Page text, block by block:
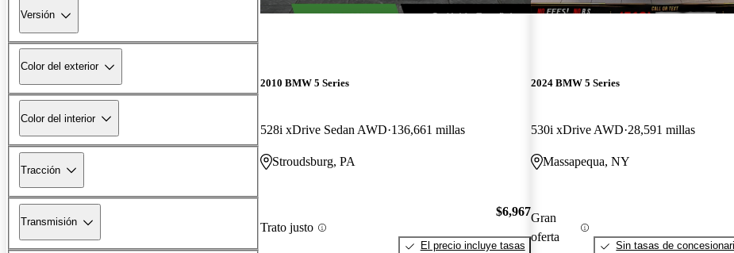
Versión
Color del exterior
Color del interior
Tracción
Transmisión
2010 BMW 5 Series
528i xDrive Sedan AWD 136,661 millas
Stroudsburg, PA
Trato justo
$6,967
El precio incluye tasas
2024 BMW 5 Series
530i xDrive AWD 28,591 millas
Massapequa, NY
Gran
oferta
Sin tasas de